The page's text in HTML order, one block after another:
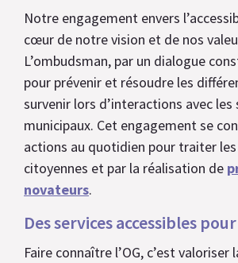
Notre engagement envers
cœur de notre vision et de nos
L’ombudsman, par un dialogue
pour prévenir et résoudre les
survenir lors d’interactions avec les
municipaux. Cet engagement se
actions au quotidien pour traiter
citoyennes et par la réalisation de
novateurs.
Des services accessibles
Faire connaître l’OG, c’est